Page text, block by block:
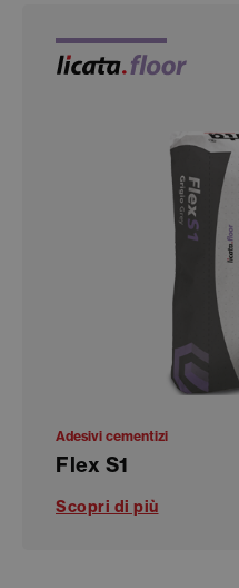
Adesivi cementizi
Flex S1
Scopri di più